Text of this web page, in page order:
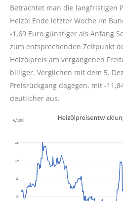
Betrachtet man die langfristigen
Heizöl Ende letzter Woche im
-1,69 Euro günstiger als Anfang
zum entsprechenden Zeitpunkt
Heizölpreis am vergangenen
billiger. Verglichen mit dem 5.
Preisrückgang dagegen, mit -
deutlicher aus.